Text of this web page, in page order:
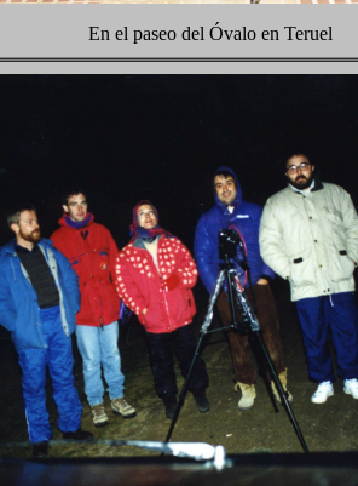
En el paseo del Óvalo en Teruel